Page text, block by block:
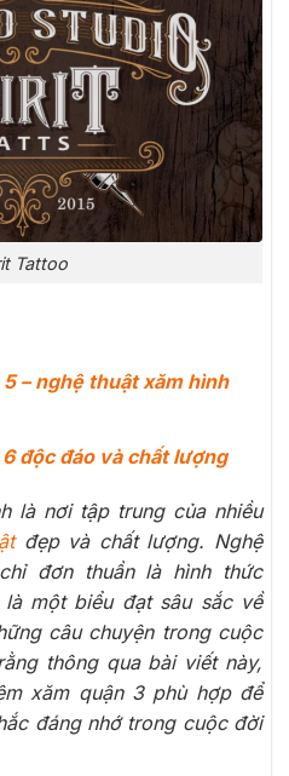
Tattoo
– nghệ thuật xăm hình
độc đáo và chất lượng
là nơi tập trung của nhiều
đẹp và chất lượng. Nghệ
đơn thuần là hình thức
một biểu đạt sâu sắc về
câu chuyện trong cuộc
thông qua bài viết này,
xăm quận 3 phù hợp để
đáng nhớ trong cuộc đời